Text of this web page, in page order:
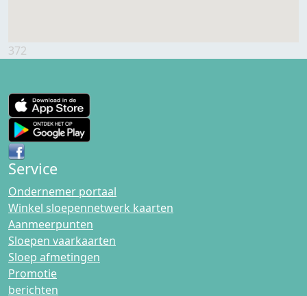
372
Service
Ondernemer portaal
Winkel sloepennetwerk kaarten
Aanmeerpunten
Sloepen vaarkaarten
Sloep afmetingen
Promotie
berichten